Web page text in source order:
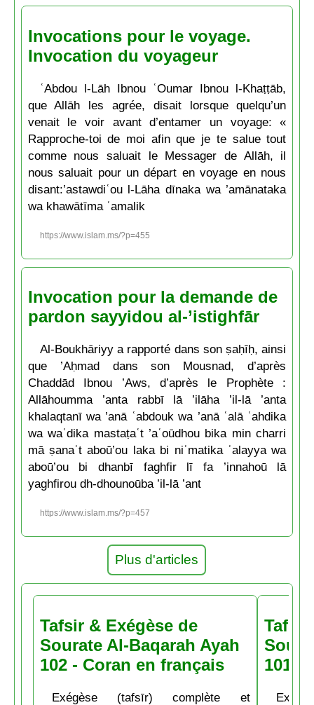
Invocations pour le voyage.
Invocation du voyageur
ʿAbdou l-Lāh Ibnou ʿOumar Ibnou l-Khaṭṭāb,
que Allāh les agrée, disait lorsque quelqu’un
venait le voir avant d’entamer un voyage: «
Rapproche-toi de moi afin que je te salue tout
comme nous saluait le Messager de Allāh, il
nous saluait pour un départ en voyage en nous
disant:’astawdiʿou l-Lāha dīnaka wa ’amānataka
wa khawātīma ʿamalik
https://www.islam.ms/?p=455
Invocation pour la demande de
pardon sayyidou al-’istighfār
Al-Boukhāriyy a rapporté dans son ṣaḥīḥ, ainsi
que ’Aḥmad dans son Mousnad, d’après
Chaddād Ibnou ’Aws, d’après le Prophète :
Allāhoumma ’anta rabbī lā ’ilāha ’il-lā ’anta
khalaqtanī wa ’anā ʿabdouk wa ’anā ʿalā ʿahdika
wa waʿdika mastaṭaʿt ’aʿoūdhou bika min charri
mā ṣanaʿt aboū’ou laka bi niʿmatika ʿalayya wa
aboū’ou bi dhanbī faghfir lī fa ’innahoū lā
yaghfirou dh-dhounoūba ’il-lā ’ant
https://www.islam.ms/?p=457
Plus d'articles
Tafsir & Exégèse de
Sourate Al-Baqarah Ayah
102 - Coran en français
Exégèse (tafsīr) complète et
Tafsir
101 -